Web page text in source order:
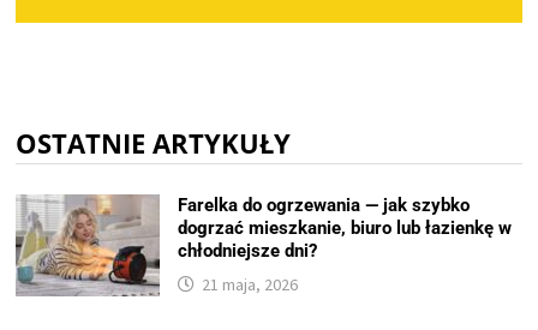
OSTATNIE ARTYKUŁY
Farelka do ogrzewania — jak szybko
dogrzać mieszkanie, biuro lub łazienkę w
chłodniejsze dni?
21 maja, 2026